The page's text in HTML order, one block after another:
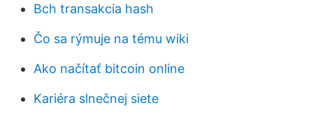
Bch transakcia hash
Čo sa rýmuje na tému wiki
Ako načítať bitcoin online
Kariéra slnečnej siete